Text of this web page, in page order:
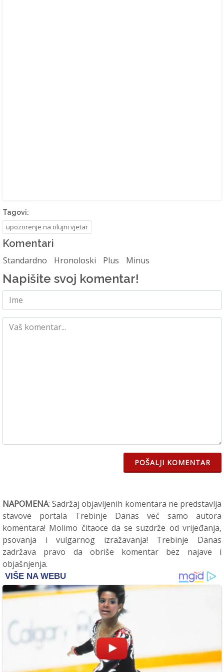
Tagovi:
upozorenje na olujni vjetar
Komentari
Standardno Hronoloski Plus Minus
Napišite svoj komentar!
POŠALJI KOMENTAR
NAPOMENA: Sadržaj objavljenih komentara ne predstavlja
stavove portala Trebinje Danas već samo autora
komentara! Molimo čitaoce da se suzdrže od vrijeđanja,
psovanja i vulgarnog izražavanja! Trebinje Danas
zadržava pravo da obriše komentar bez najave i
objašnjenja.